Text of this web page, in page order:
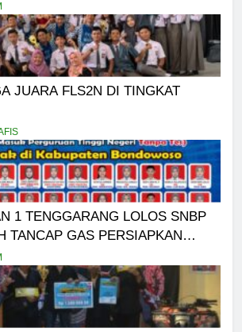
JUARA FLS2N DI TINGKAT
1 TENGGARANG LOLOS SNBP
TANCAP GAS PERSIAPKAN